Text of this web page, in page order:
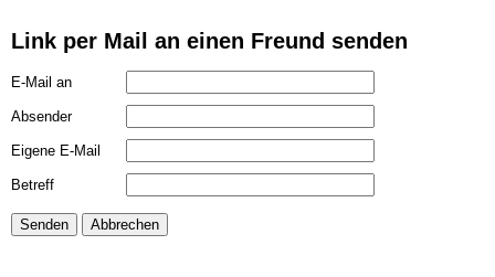
Link per Mail an einen Freund senden
E-Mail an
Absender
Eigene E-Mail
Betreff
Senden Abbrechen